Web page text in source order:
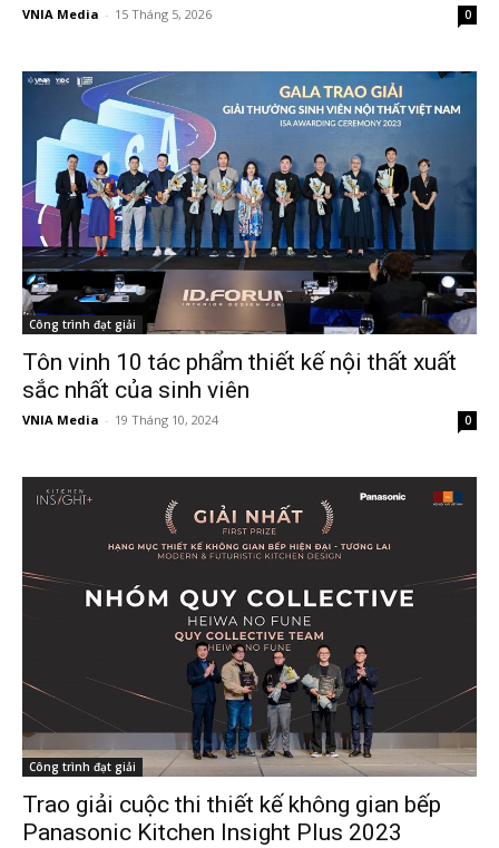
VNIA Media - 15 Tháng 5, 2026 0
Công trình đạt giải
Tôn vinh 10 tác phẩm thiết kế nội thất xuất
sắc nhất của sinh viên
VNIA Media - 19 Tháng 10, 2024 0
Công trình đạt giải
Trao giải cuộc thi thiết kế không gian bếp
Panasonic Kitchen Insight Plus 2023